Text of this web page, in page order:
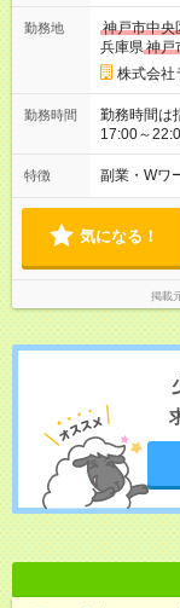
勤務地
神戸市中央
兵庫県神戸
株式会社
勤務時間
勤務時間は
17:00～22:00のうち 3時間
す 上記時
い。
特徴 副業・Wワ
気になる！
掲載